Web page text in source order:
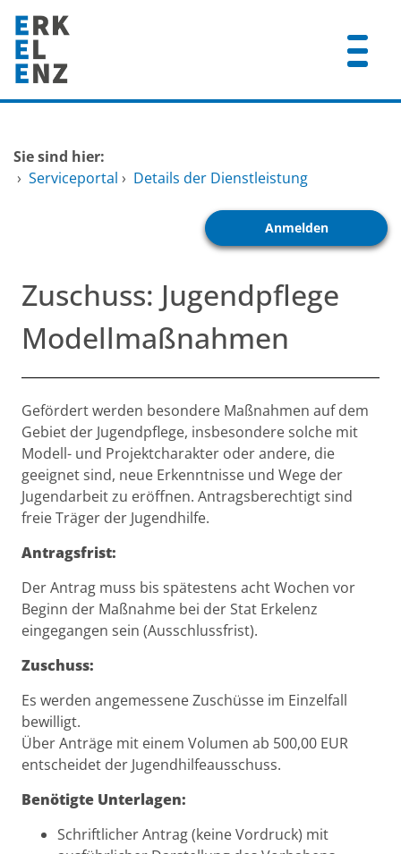
Zum Hauptinhalt springen
Dienstleistungen A-Z
Sie sind hier:
› Serviceportal › Details der Dienstleistung
Anmelden
Zuschuss: Jugendpflege
Modellmaßnahmen
Beschreibung
Gefördert werden besondere Maßnahmen auf dem
Gebiet der Jugendpflege, insbesondere solche mit
Modell- und Projektcharakter oder andere, die
geeignet sind, neue Erkenntnisse und Wege der
Jugendarbeit zu eröffnen. Antragsberechtigt sind
freie Träger der Jugendhilfe.
Antragsfrist:
Der Antrag muss bis spätestens acht Wochen vor
Beginn der Maßnahme bei der Stat Erkelenz
eingegangen sein (Ausschlussfrist).
Zuschuss:
Es werden angemessene Zuschüsse im Einzelfall
bewilligt.
Über Anträge mit einem Volumen ab 500,00 EUR
entscheidet der Jugendhilfeausschuss.
Benötigte Unterlagen:
Schriftlicher Antrag (keine Vordruck) mit